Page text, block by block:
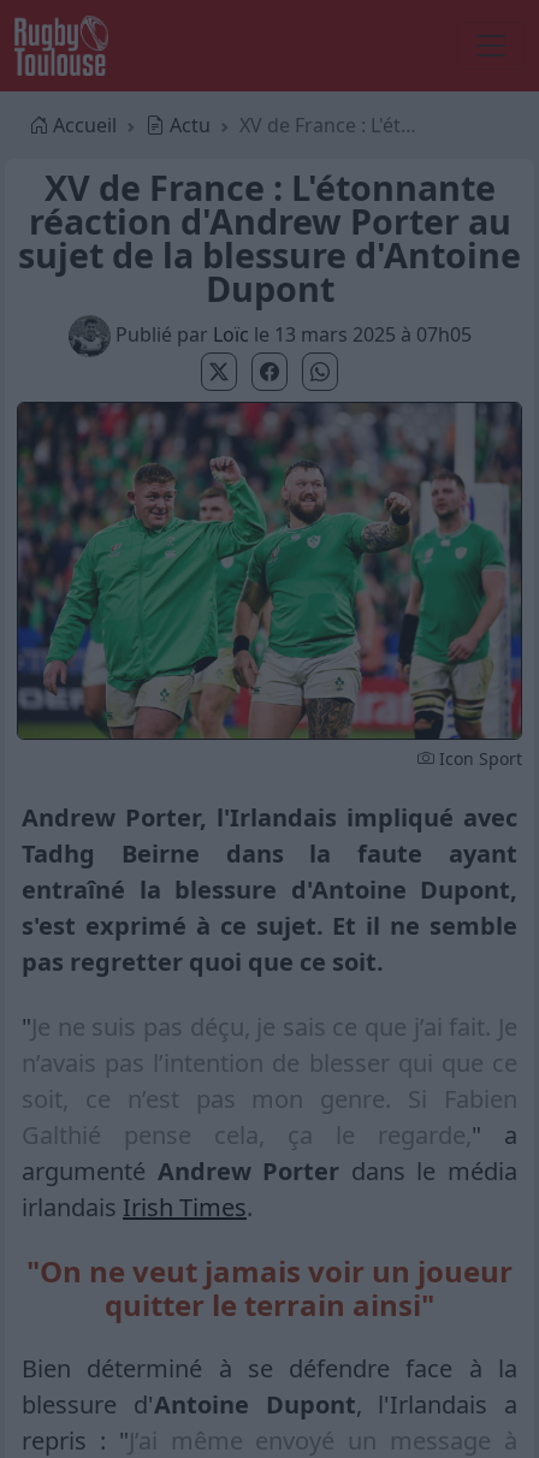
Accueil Actu XV de France : L'étonnante réaction d'Andrew Porter au sujet de la blessure d'Antoine Dupont
XV de France : L'étonnante
réaction d'Andrew Porter au
sujet de la blessure d'Antoine
Dupont
Publié par Loïc le 13 mars 2025 à 07h05
Icon Sport
Andrew Porter, l'Irlandais impliqué avec
Tadhg Beirne dans la faute ayant
entraîné la blessure d'Antoine Dupont,
s'est exprimé à ce sujet. Et il ne semble
pas regretter quoi que ce soit.
"Je ne suis pas déçu, je sais ce que j’ai fait. Je
n’avais pas l’intention de blesser qui que ce
soit, ce n’est pas mon genre. Si Fabien
Galthié pense cela, ça le regarde," a
argumenté Andrew Porter dans le média
irlandais Irish Times.
"On ne veut jamais voir un joueur
quitter le terrain ainsi"
Bien déterminé à se défendre face à la
blessure d'Antoine Dupont, l'Irlandais a
repris : "J’ai même envoyé un message à